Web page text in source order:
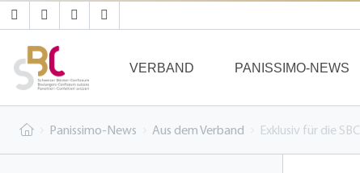
VERBAND PANISSIMO-NEWS
Panissimo-News Aus dem Verband Exklusiv für die